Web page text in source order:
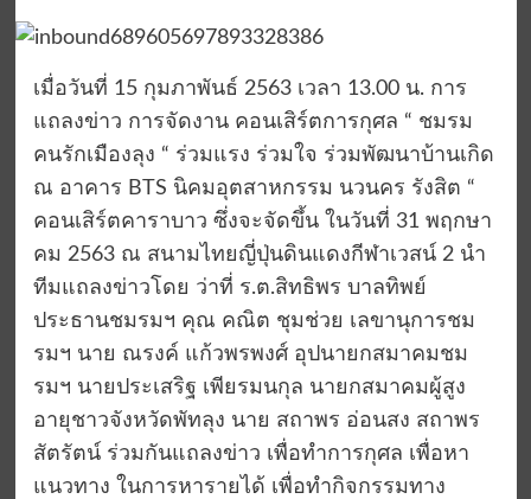
เมื่อวันที่ 15 กุมภาพันธ์ 2563 เวลา 13.00 น. การ
แถลงข่าว การจัดงาน คอนเสิร์ตการกุศล “ ชมรม
คนรักเมืองลุง “ ร่วมแรง ร่วมใจ ร่วมพัฒนาบ้านเกิด
ณ อาคาร BTS นิคมอุตสาหกรรม นวนคร รังสิต “
คอนเสิร์ตคาราบาว ซึ่งจะจัดขึ้น ในวันที่ 31 พฤกษา
คม 2563 ณ​ สนามไทยญี่ปุ่นดินแดงกีฬาเวสน์​ 2 นำ
ทีมแถลงข่าวโดย ว่าที่ ร.ต.สิทธิพร บาลทิพย์
ประธานชมรมฯ คุณ คณิต ชุมช่วย เลขานุการชม
รมฯ นาย ณรงค์ แก้วพรพงศ์ อุปนายกสมาคมชม
รมฯ นายประเสริฐ เพียรมนกุล นายกสมาคมผู้สูง
อายุชาวจังหวัดพัทลุง นาย สถาพร อ่อนสง สถาพร
สัตรัตน์ ร่วมกันแถลงข่าว เพื่อทำการกุศล เพื่อหา
แนวทาง ในการหารายได้ เพื่อทำกิจกรรมทาง